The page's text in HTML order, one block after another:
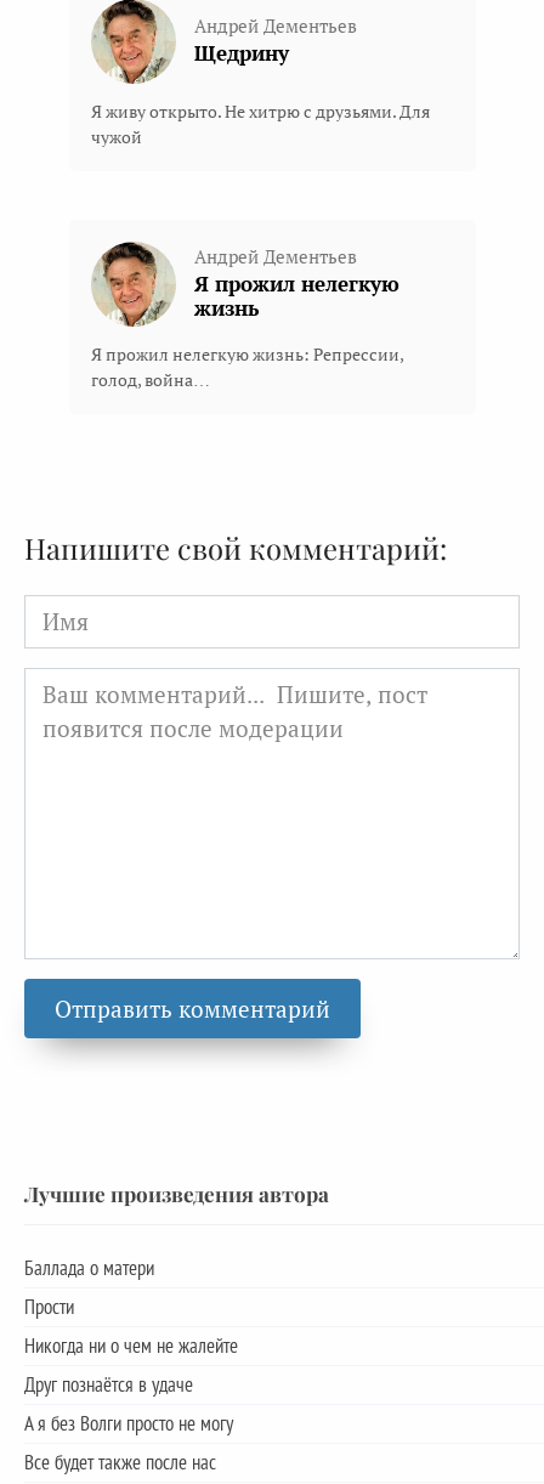
Андрей Дементьев
Щедрину
Я живу открыто. Не хитрю с друзьями. Для
чужой
Андрей Дементьев
Я прожил нелегкую
жизнь
Я прожил нелегкую жизнь: Репрессии,
голод, война…
Напишите свой комментарий:
Имя
Лучшие произведения автора
Баллада о матери
Прости
Никогда ни о чем не жалейте
Друг познаётся в удаче
А я без Волги просто не могу
Все будет также после нас